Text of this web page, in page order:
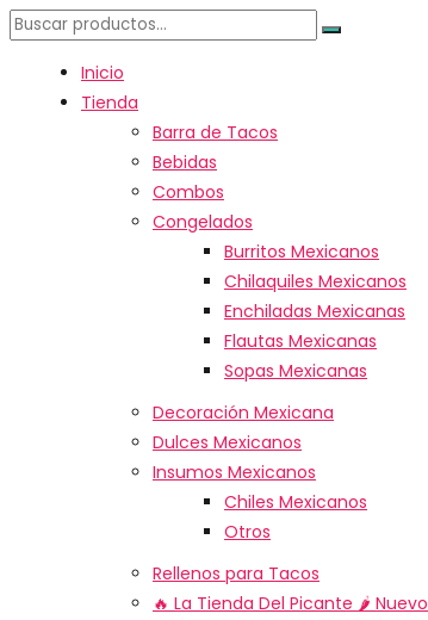
Inicio
Tienda
Barra de Tacos
Bebidas
Combos
Congelados
Burritos Mexicanos
Chilaquiles Mexicanos
Enchiladas Mexicanas
Flautas Mexicanas
Sopas Mexicanas
Decoración Mexicana
Dulces Mexicanos
Insumos Mexicanos
Chiles Mexicanos
Otros
Rellenos para Tacos
🔥 La Tienda Del Picante 🌶️ Nuevo